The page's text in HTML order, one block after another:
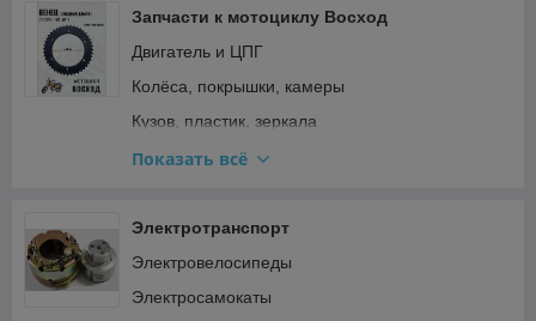
Топливная система и карбюратор
Тормозная система
Трансмиссия (сцепление, вариатор, цепи)
Электрооборудование и зажигание
Запчасти к мотоциклу Восход
Двигатель и ЦПГ
Колёса, покрышки, камеры
Кузов, пластик, зеркала
Подвеска и рулевое
Ремкомплекты, прокладки, подшипники
Топливная система и карбюратор
Трансмиссия (сцепление, вариатор, цепи)
Показать всё
Электротранспорт
Электровелосипеды
Электросамокаты